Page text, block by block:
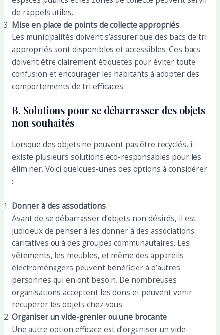
de rappels utiles.
Mise en place de points de collecte appropriés
Les municipalités doivent s’assurer que des bacs de tri
appropriés sont disponibles et accessibles. Ces bacs
doivent être clairement étiquetés pour éviter toute
confusion et encourager les habitants à adopter des
comportements de tri efficaces.
B. Solutions pour se débarrasser des objets
non souhaités
Lorsque des objets ne peuvent pas être recyclés, il
existe plusieurs solutions éco-responsables pour les
éliminer. Voici quelques-unes des options à considérer
:
Donner à des associations
Avant de se débarrasser d’objets non désirés, il est
judicieux de penser à les donner à des associations
caritatives ou à des groupes communautaires. Les
vêtements, les meubles, et même des appareils
électroménagers peuvent bénéficier à d’autres
personnes qui en ont besoin. De nombreuses
organisations acceptent les dons et peuvent venir
récupérer les objets chez vous.
Organiser un vide-grenier ou une brocante
Une autre option efficace est d’organiser un vide-